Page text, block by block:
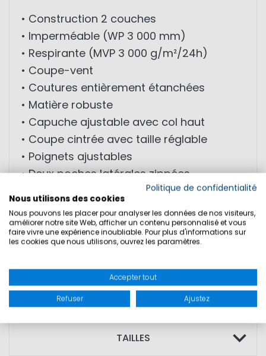
• Construction 2 couches
• Imperméable (WP 3 000 mm)
• Respirante (MVP 3 000 g/m²/24h)
• Coupe-vent
• Coutures entièrement étanchées
• Matière robuste
• Capuche ajustable avec col haut
• Coupe cintrée avec taille réglable
• Poignets ajustables
• Deux poches latérales zippées
• Fermeture zippée double sens avec
rabat pression
• Doublure douce
revêtement : polyuréthane; doublure :
100% polyester
TAILLES
Politique de confidentialité
Nous utilisons des cookies
Nous pouvons les placer pour analyser les données de nos visiteurs,
améliorer notre site Web, afficher un contenu personnalisé et vous
faire vivre une expérience inoubliable. Pour plus d'informations sur
les cookies que nous utilisons, ouvrez les paramètres.
Accepter tout
Refuser Ajustez